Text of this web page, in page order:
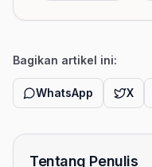
Bagikan artikel ini:
WhatsApp X
Tentang Penulis